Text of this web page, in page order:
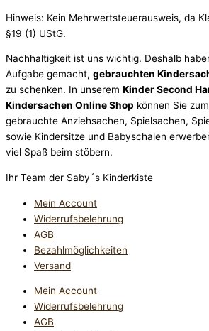
Hinweis: Kein Mehrwertsteuerausweis, da
§19 (1) UStG.
Nachhaltigkeit ist uns wichtig. Deshalb
Aufgabe gemacht, gebrauchten
zu schenken. In unserem Kinder Second
Kindersachen Online Shop können Sie
gebrauchte Anziehsachen, Spiel­sachen,
sowie Kindersitze und Babyschalen
viel Spaß beim stöbern.
Ihr Team der Saby´s Kinderkiste
Mein Account
Widerrufsbelehrung
AGB
Bezahlmöglichkeiten
Versand
Mein Account
Widerrufsbelehrung
AGB